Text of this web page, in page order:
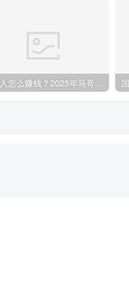
普通人怎么赚钱？2025年马哥揭秘“搞钱天条”：高手都是从“抄作业”开始的！(3步法)